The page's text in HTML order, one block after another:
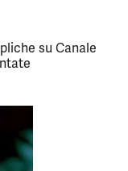
su Canale